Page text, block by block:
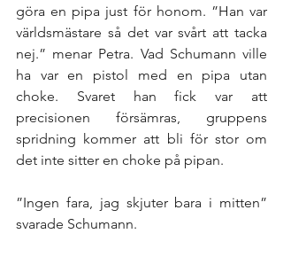
göra en pipa just för honom. ”Han var
världsmästare så det var svårt att tacka
nej.” menar Petra. Vad Schumann ville
ha var en pistol med en pipa utan
choke. Svaret han fick var att
precisionen försämras, gruppens
spridning kommer att bli för stor om
det inte sitter en choke på pipan.
”Ingen fara, jag skjuter bara i mitten”
svarade Schumann.